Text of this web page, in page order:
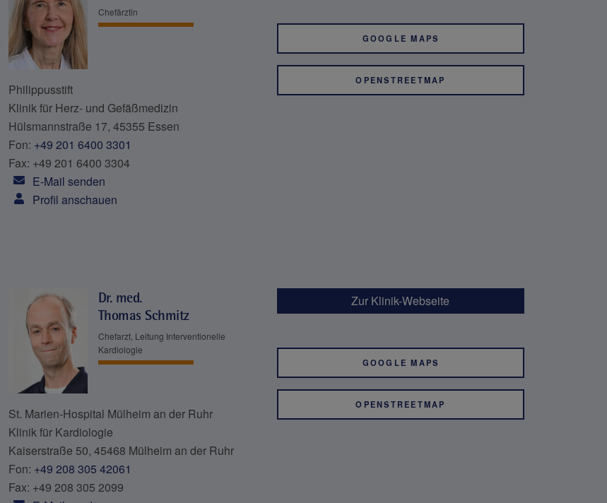
Chefärztin
Philippusstift
Klinik für Herz- und Gefäßmedizin
Hülsmannstraße 17, 45355 Essen
Fon: +49 201 6400 3301
Fax: +49 201 6400 3304
E-Mail senden
Profil anschauen
GOOGLE MAPS
OPENSTREETMAP
Dr. med.
Thomas Schmitz
Chefarzt, Leitung Interventionelle
Kardiologie
St. Marien-Hospital Mülheim an der Ruhr
Klinik für Kardiologie
Kaiserstraße 50, 45468 Mülheim an der Ruhr
Fon: +49 208 305 42061
Fax: +49 208 305 2099
Zur Klinik-Webseite
GOOGLE MAPS
OPENSTREETMAP